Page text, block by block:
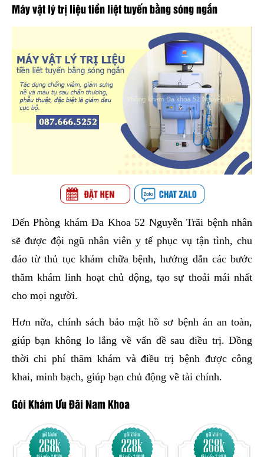
Máy vật lý trị liệu tiền liệt tuyến bằng sóng ngắn
Đến Phòng khám Đa Khoa 52 Nguyễn Trãi bệnh nhân
sẽ được đội ngũ nhân viên y tế phục vụ tận tình, chu
đáo từ thủ tục khám chữa bệnh, hướng dẫn các bước
thăm khám linh hoạt chủ động, tạo sự thoải mái nhất
cho mọi người.
Hơn nữa, chính sách bảo mật hồ sơ bệnh án an toàn,
giúp bạn không lo lắng về vấn đề sau điều trị. Đồng
thời chi phí thăm khám và điều trị bệnh được công
khai, minh bạch, giúp bạn chủ động về tài chính.
Gói Khám Ưu Đãi Nam Khoa